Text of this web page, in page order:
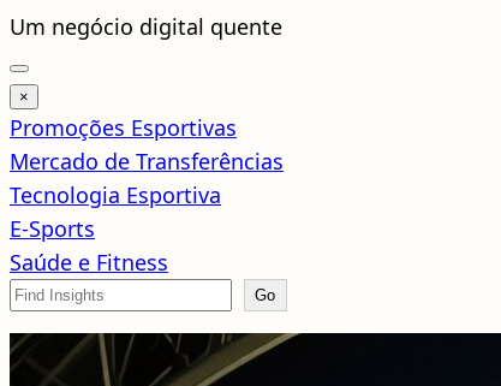
Um negócio digital quente
×
Promoções Esportivas
Mercado de Transferências
Tecnologia Esportiva
E-Sports
Saúde e Fitness
Search
Go